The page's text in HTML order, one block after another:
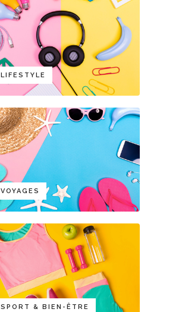
LIFESTYLE
VOYAGES
SPORT & BIEN-ÊTRE